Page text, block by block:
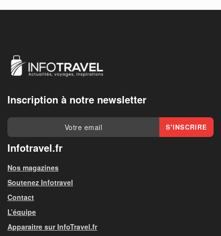
Inscription à notre newsletter
Infotravel.fr
Nos magazines
Soutenez Infotravel
Contact
L’équipe
Apparaitre sur InfoTravel.fr